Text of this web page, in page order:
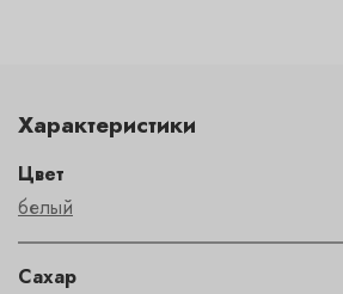
Характеристики
Цвет
белый
Сахар